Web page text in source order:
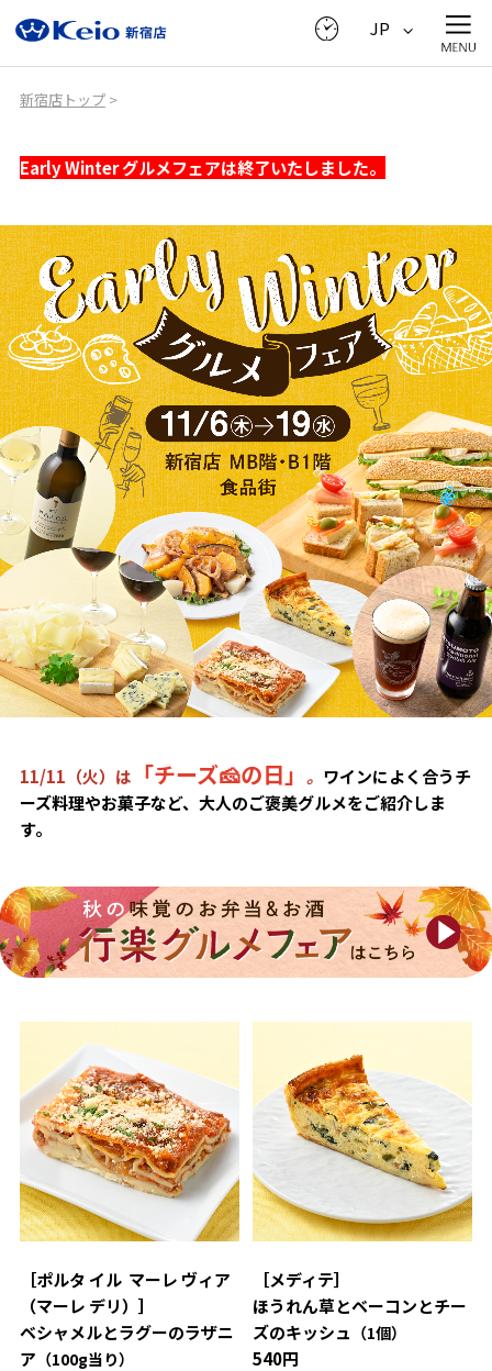
JP
新宿店トップ>
Early Winter グルメフェアは終了いたしました。
11/11（火）は 「チーズ🧀の日」 。 ワインによく合うチ
ーズ料理やお菓子など、大人のご褒美グルメをご紹介しま
す。
［ポルタ イル マーレ ヴィア
（マーレ デリ）］
ベシャメルとラグーのラザニ
ア （100g当り）
［メディテ］
ほうれん草とベーコンとチー
ズのキッシュ （1個）
540円